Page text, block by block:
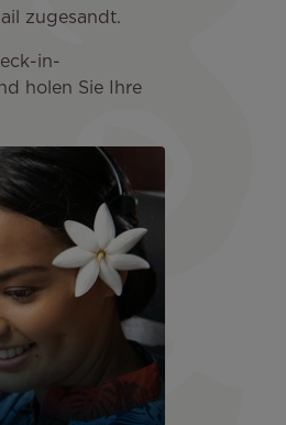
zugesandt.
in-
holen Sie Ihre